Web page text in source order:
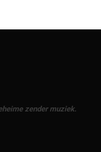
zender muziek.